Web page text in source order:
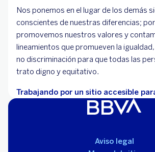
Nos ponemos en el lugar de los demás
conscientes de nuestras diferencias;
promovemos nuestros valores y
lineamientos que promueven la
no discriminación para que todas las
trato digno y equitativo.
Trabajando por un sitio accesible
Aviso legal